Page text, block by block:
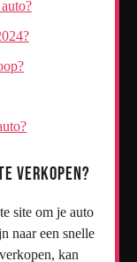
verkopen?
site om je auto
naar een snelle
kan